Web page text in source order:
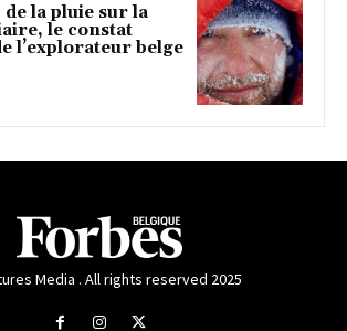
la pluie sur la
le constat
l’explorateur belge
Media . All rights reserved 2025